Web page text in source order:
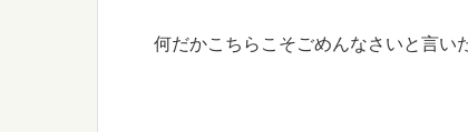
何だかこちらこそごめんなさいと言い